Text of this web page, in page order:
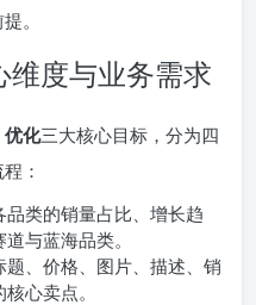
。
度与业务需求
优化三大核心目标，分为四
：
品类的销量占比、增长趋
与蓝海品类。
题、价格、图片、描述、销
心卖点。